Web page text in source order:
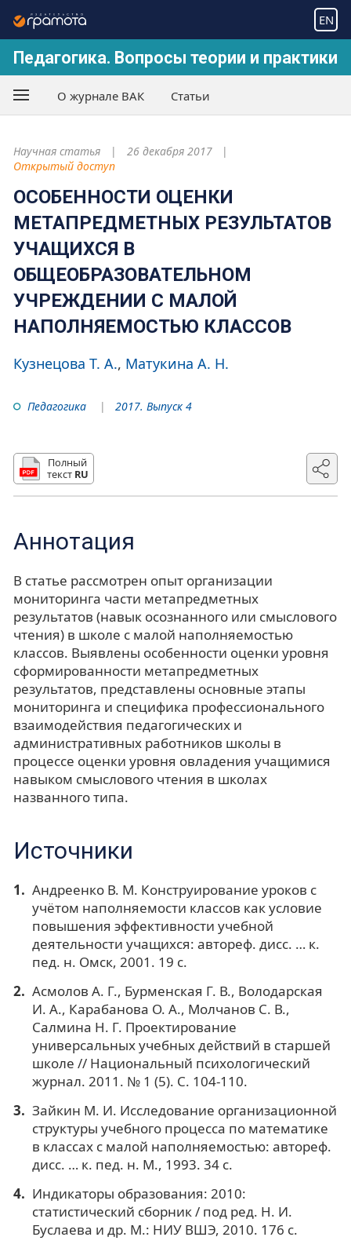
EN
Педагогика. Вопросы теории и практики
О журнале ВАК Статьи
Научная статья
26 декабря 2017
Открытый доступ
ОСОБЕННОСТИ ОЦЕНКИ
МЕТАПРЕДМЕТНЫХ РЕЗУЛЬТАТОВ
УЧАЩИХСЯ В
ОБЩЕОБРАЗОВАТЕЛЬНОМ
УЧРЕЖДЕНИИ С МАЛОЙ
НАПОЛНЯЕМОСТЬЮ КЛАССОВ
Кузнецова Т. А. Матукина А. Н.
Педагогика 2017. Выпуск 4
Полный
текст RU
Аннотация
В статье рассмотрен опыт организации
мониторинга части метапредметных
результатов (навык осознанного или смыслового
чтения) в школе с малой наполняемостью
классов. Выявлены особенности оценки уровня
сформированности метапредметных
результатов, представлены основные этапы
мониторинга и специфика профессионального
взаимодействия педагогических и
административных работников школы в
процессе оценки уровня овладения учащимися
навыком смыслового чтения в школах
названного типа.
Источники
Андреенко В. М. Конструирование уроков с
учётом наполняемости классов как условие
повышения эффективности учебной
деятельности учащихся: автореф. дисс. … к.
пед. н. Омск, 2001. 19 с.
Асмолов А. Г., Бурменская Г. В., Володарская
И. А., Карабанова О. А., Молчанов С. В.,
Салмина Н. Г. Проектирование
универсальных учебных действий в старшей
школе // Национальный психологический
журнал. 2011. № 1 (5). С. 104-110.
Зайкин М. И. Исследование организационной
структуры учебного процесса по математике
в классах с малой наполняемостью: автореф.
дисс. … к. пед. н. М., 1993. 34 с.
Индикаторы образования: 2010:
статистический сборник / под ред. Н. И.
Буслаева и др. М.: НИУ ВШЭ, 2010. 176 с.